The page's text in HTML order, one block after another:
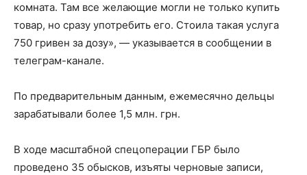
комната. Там все желающие могли не только купить
товар, но сразу употребить его. Стоила такая услуга
750 гривен за дозу», — указывается в сообщении в
телеграм-канале.
По предварительным данным, ежемесячно дельцы
зарабатывали более 1,5 млн. грн.
В ходе масштабной спецоперации ГБР было
проведено 35 обысков, изъяты черновые записи,